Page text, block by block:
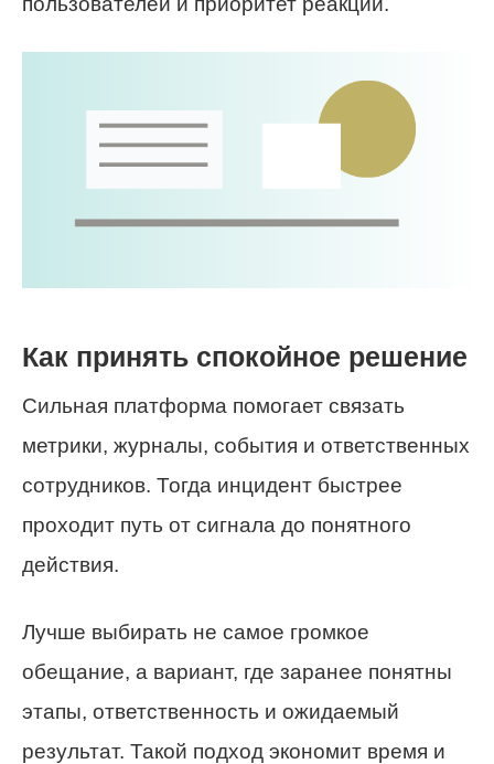
Как принять спокойное решение
Сильная платформа помогает связать
метрики, журналы, события и ответственных
сотрудников. Тогда инцидент быстрее
проходит путь от сигнала до понятного
действия.
Лучше выбирать не самое громкое
обещание, а вариант, где заранее понятны
этапы, ответственность и ожидаемый
результат. Такой подход экономит время и